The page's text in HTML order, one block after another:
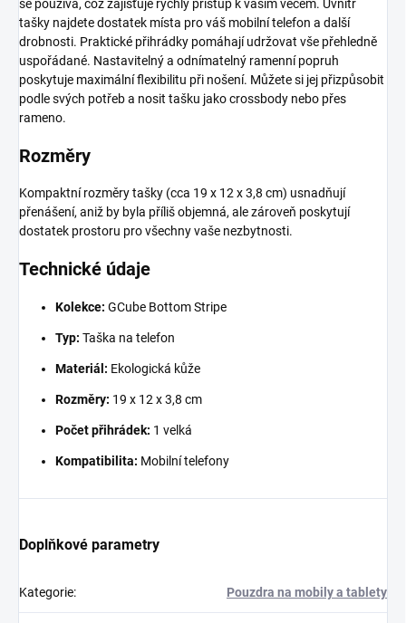
se používá, což zajišťuje rychlý přístup k vašim věcem. Uvnitř
tašky najdete dostatek místa pro váš mobilní telefon a další
drobnosti. Praktické přihrádky pomáhají udržovat vše přehledně
uspořádané. Nastavitelný a odnímatelný ramenní popruh
poskytuje maximální flexibilitu při nošení. Můžete si jej přizpůsobit
podle svých potřeb a nosit tašku jako crossbody nebo přes
rameno.
Rozměry
Kompaktní rozměry tašky (cca 19 x 12 x 3,8 cm) usnadňují
přenášení, aniž by byla příliš objemná, ale zároveň poskytují
dostatek prostoru pro všechny vaše nezbytnosti.
Technické údaje
Kolekce: GCube Bottom Stripe
Typ: Taška na telefon
Materiál: Ekologická kůže
Rozměry: 19 x 12 x 3,8 cm
Počet přihrádek: 1 velká
Kompatibilita: Mobilní telefony
Doplňkové parametry
Kategorie: Pouzdra na mobily a tablety